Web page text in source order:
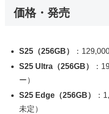
価格・発売
S25（256GB）
：
S25 Ultra（256GB）
：
ー）
S25 Edge（256GB）
：
未定）